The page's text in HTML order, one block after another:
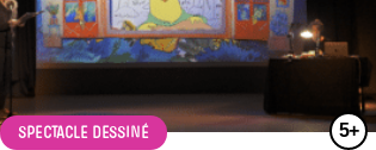
5+
SPECTACLE DESSINÉ